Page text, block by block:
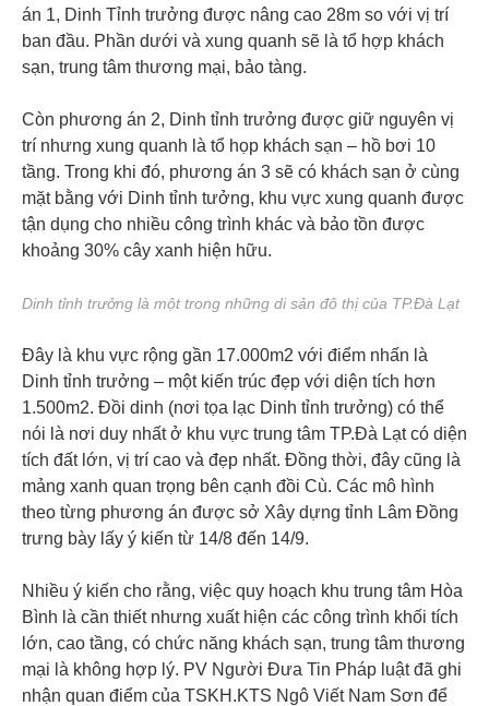
án 1, Dinh Tỉnh trưởng được nâng cao 28m so với vị trí
ban đầu. Phần dưới và xung quanh sẽ là tổ hợp khách
sạn, trung tâm thương mại, bảo tàng.
Còn phương án 2, Dinh tỉnh trưởng được giữ nguyên vị
trí nhưng xung quanh là tổ họp khách sạn – hồ bơi 10
tầng. Trong khi đó, phương án 3 sẽ có khách sạn ở cùng
mặt bằng với Dinh tỉnh tưởng, khu vực xung quanh được
tận dụng cho nhiều công trình khác và bảo tồn được
khoảng 30% cây xanh hiện hữu.
Dinh tỉnh trưởng là một trong những di sản đô thị của TP.Đà Lạt
Đây là khu vực rộng gần 17.000m2 với điểm nhấn là
Dinh tỉnh trưởng – một kiến trúc đẹp với diện tích hơn
1.500m2. Đồi dinh (nơi tọa lạc Dinh tỉnh trưởng) có thể
nói là nơi duy nhất ở khu vực trung tâm TP.Đà Lạt có diện
tích đất lớn, vị trí cao và đẹp nhất. Đồng thời, đây cũng là
mảng xanh quan trọng bên cạnh đồi Cù. Các mô hình
theo từng phương án được sở Xây dựng tỉnh Lâm Đồng
trưng bày lấy ý kiến từ 14/8 đến 14/9.
Nhiều ý kiến cho rằng, việc quy hoạch khu trung tâm Hòa
Bình là cần thiết nhưng xuất hiện các công trình khối tích
lớn, cao tầng, có chức năng khách sạn, trung tâm thương
mại là không hợp lý. PV Người Đưa Tin Pháp luật đã ghi
nhận quan điểm của TSKH.KTS Ngô Viết Nam Sơn để